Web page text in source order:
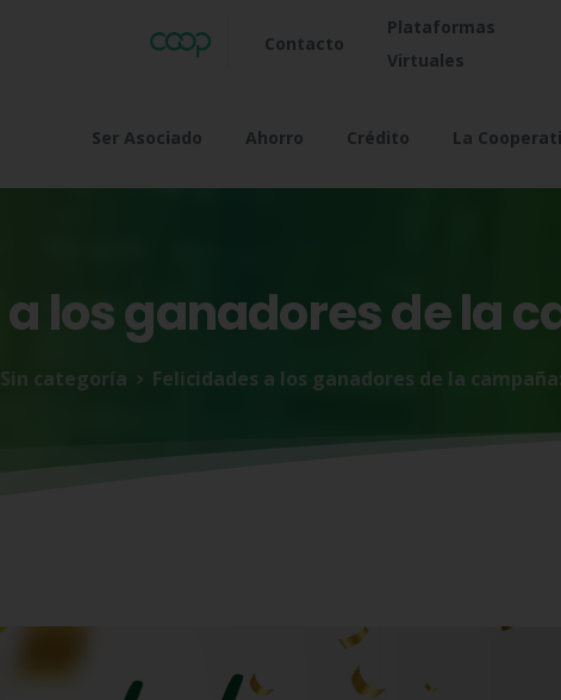
Contacto
Plataformas
Virtuales
Ser Asociado Ahorro Crédito La
alosganadoresdela
Sin categoría Felicidades a los ganadores de la campaña: